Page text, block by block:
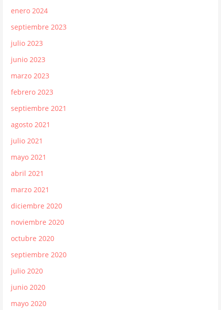
enero 2024
septiembre 2023
julio 2023
junio 2023
marzo 2023
febrero 2023
septiembre 2021
agosto 2021
julio 2021
mayo 2021
abril 2021
marzo 2021
diciembre 2020
noviembre 2020
octubre 2020
septiembre 2020
julio 2020
junio 2020
mayo 2020